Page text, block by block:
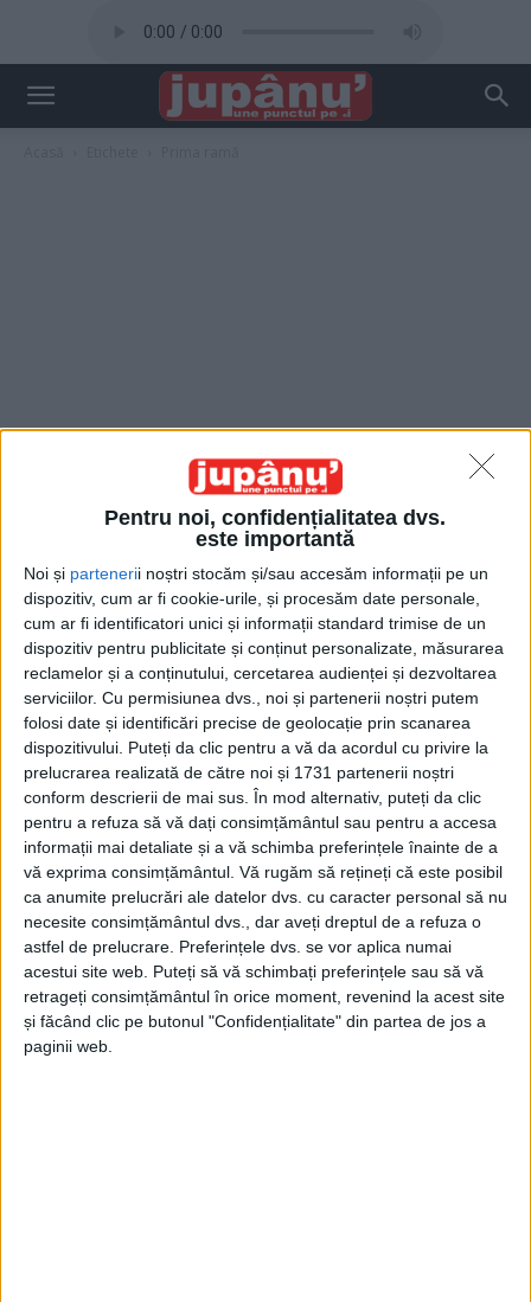
Pentru noi, confidențialitatea dvs.
este importantă
Noi și partenerii noștri stocăm și/sau accesăm informații pe un
dispozitiv, cum ar fi cookie-urile, și procesăm date personale,
cum ar fi identificatori unici și informații standard trimise de un
dispozitiv pentru publicitate și conținut personalizate, măsurarea
reclamelor și a conținutului, cercetarea audienței și dezvoltarea
serviciilor. Cu permisiunea dvs., noi și partenerii noștri putem
folosi date și identificări precise de geolocație prin scanarea
dispozitivului. Puteți da clic pentru a vă da acordul cu privire la
prelucrarea realizată de către noi și 1731 partenerii noștri
conform descrierii de mai sus. În mod alternativ, puteți da clic
pentru a refuza să vă dați consimțământul sau pentru a accesa
informații mai detaliate și a vă schimba preferințele înainte de a
vă exprima consimțământul. Vă rugăm să rețineți că este posibil
ca anumite prelucrări ale datelor dvs. cu caracter personal să nu
necesite consimțământul dvs., dar aveți dreptul de a refuza o
astfel de prelucrare. Preferințele dvs. se vor aplica numai
acestui site web. Puteți să vă schimbați preferințele sau să vă
retrageți consimțământul în orice moment, revenind la acest site
și făcând clic pe butonul "Confidențialitate" din partea de jos a
paginii web.
Etichetă: Prima ramă
Programul ”Prima ramă”